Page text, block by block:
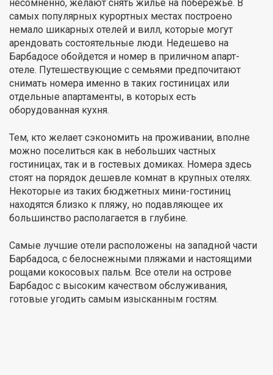
несомненно, желают снять жилье на побережье. В
самых популярных курортных местах построено
немало шикарных отелей и вилл, которые могут
арендовать состоятельные люди. Недешево на
Барбадосе обойдется и номер в приличном апарт-
отеле. Путешествующие с семьями предпочитают
снимать номера именно в таких гостиницах или
отдельные апартаменты, в которых есть
оборудованная кухня.
Тем, кто желает сэкономить на проживании, вполне
можно поселиться как в небольших частных
гостиницах, так и в гостевых домиках. Номера здесь
стоят на порядок дешевле комнат в крупных отелях.
Некоторые из таких бюджетных мини-гостиниц
находятся близко к пляжу, но подавляющее их
большинство располагается в глубине.
Самые лучшие отели расположены на западной части
Барбадоса, с белоснежными пляжами и настоящими
рощами кокосовых пальм. Все отели на острове
Барбадос с высоким качеством обслуживания,
готовые угодить самым изысканным гостям.